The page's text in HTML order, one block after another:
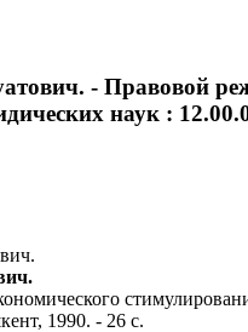
- Правовой
наук :
1990. - 26 с.